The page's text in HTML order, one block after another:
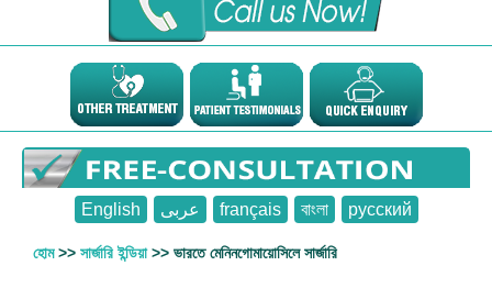
English عربى français বাংলা русский
হোম>> সার্জারি ইন্ডিয়া>> ভারতে মেনিনগোমায়োসিলে সার্জারি